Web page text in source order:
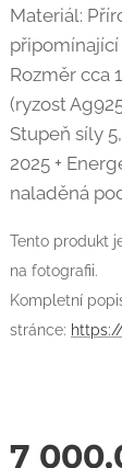
Materiál:
připomínající
Rozměr cca
(ryzost
Stupeň síly
2025 +
naladěná
Tento produkt
na fotografii.
Kompletní
stránce:
7